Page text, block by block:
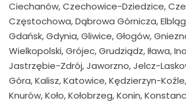
Ciechanów, Czechowice-Dziedzice,
Częstochowa, Dąbrowa Górnicza, Elbląg,
Gdańsk, Gdynia, Gliwice, Głogów,
Wielkopolski, Grójec, Grudziądz, Iława,
Jastrzębie-Zdrój, Jaworzno, Jelcz-
Góra, Kalisz, Katowice, Kędzierzyn-
Knurów, Koło, Kołobrzeg, Konin,